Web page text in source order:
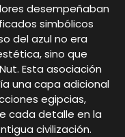
desempeñaban
simbólicos
del azul no era
sino que
Esta asociación
una capa adicional
egipcias,
cada detalle en la
civilización.